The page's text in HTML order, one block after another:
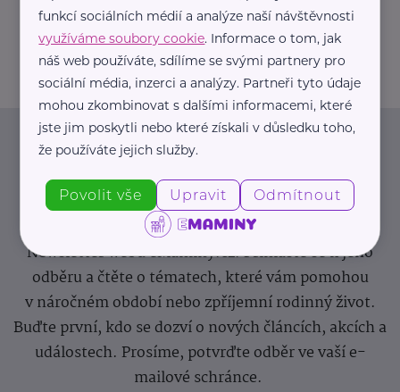
+420 605 244 772
houstecka.alena@gmail.com
Newsletter
Pravidelný přísun novinek, inspirace na každý den,
podpora pro rodiče i sdílení zkušeností. Takový je
Newsletter webu eMaminy.cz. Přihlaste se k jeho
odběru a čtěte o tématech, které vám pomohou
v náročném období nebo zpříjemní rodinný život.
Buďte první, kdo se dozví o nových článcích, akcích a
událostech. Prosíme, potvrďte odběr ve vaší e-
mailové schránce.
funkcí sociálních médií a analýze naší návštěvnosti
využíváme soubory cookie. Informace o tom, jak
náš web používáte, sdílíme se svými partnery pro
sociální média, inzerci a analýzy. Partneři tyto údaje
mohou zkombinovat s dalšími informacemi, které
jste jim poskytli nebo které získali v důsledku toho,
že používáte jejich služby.
Povolit vše Upravit Odmítnout